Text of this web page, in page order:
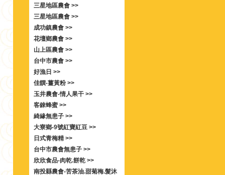
三星地區農會 >>
三星地區農會 >>
成功鎮農會 >>
花壇鄉農會 >>
山上區農會 >>
台中市農會 >>
好漁日 >>
佳饌-薑黃粉 >>
玉井農會-情人果干 >>
客錸蜂蜜 >>
綺緣無患子 >>
大寮鄉-9號紅寶紅豆 >>
日式青梅精 >>
台中市農會無患子 >>
欣欣食品-肉乾.餅乾 >>
南投縣農會-苦茶油.甜菊梅.髮沐